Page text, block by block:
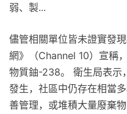
弱、製...
儘管相關單位皆未證實發
網》（Channel 10）宣稱
物質鈾-238。 衛生局表示
發生，社區中仍存在相當
善管理，或堆積大量廢棄